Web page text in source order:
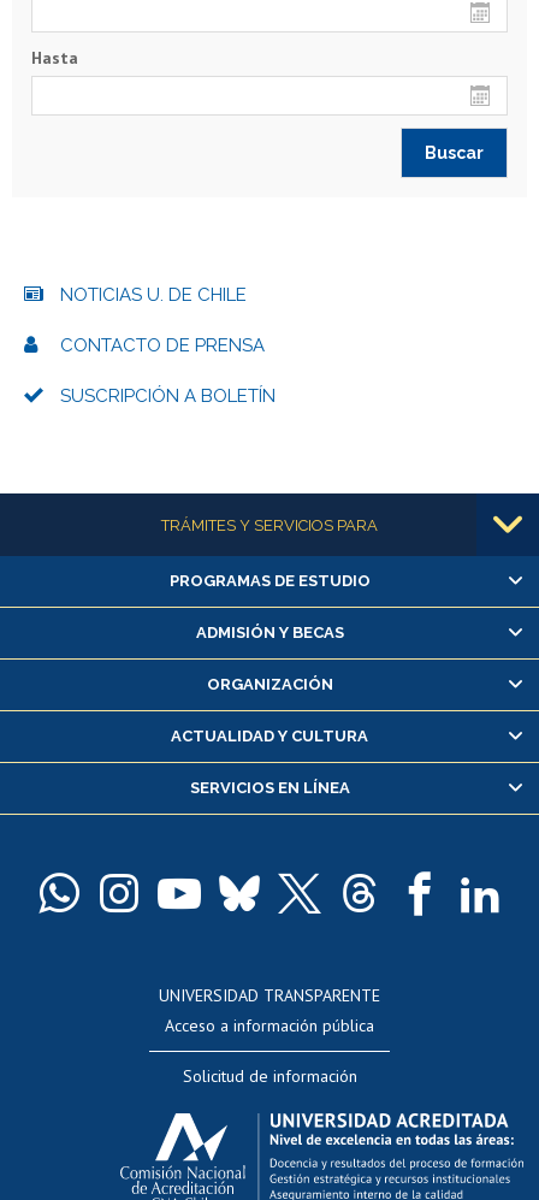
Hasta
NOTICIAS U. DE CHILE
CONTACTO DE PRENSA
SUSCRIPCIÓN A BOLETÍN
Más informaciónTRÁMITES Y SERVICIOS PARA
Alumnas/os y exalumnas/os
Matrícula en línea
Inscripción y cambio de asignaturas
Consulta y certificado de notas
Servicio médico y dental
Pago de arancel y crédito alumnos
Docentes
Perfeccionamiento
Editar Portafolio Académico
Evaluación docente
Calificación académica
Postulación al AUCAI
Funcionarias/os
PROGRAMAS DE ESTUDIO
ADMISIÓN Y BECAS
ORGANIZACIÓN
ACTUALIDAD Y CULTURA
SERVICIOS EN LÍNEA
UNIVERSIDAD TRANSPARENTE
Acceso a información pública
Solicitud de información